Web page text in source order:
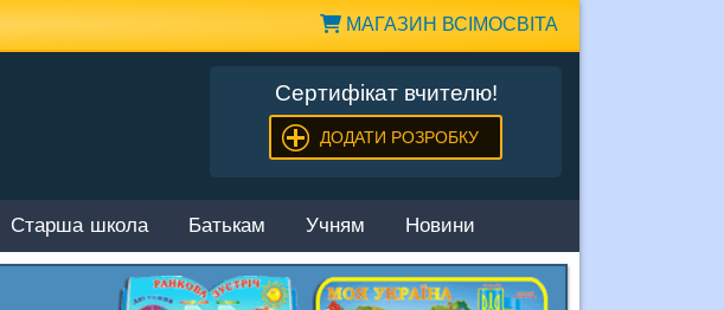
МАГАЗИН ВСІМОСВІТА
Сертифікат вчителю!
ДОДАТИ РОЗРОБКУ
Старша школа Батькам Учням Новини